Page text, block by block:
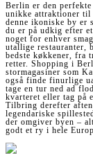
Berlin er den
unikke attraktioner til
denne ikoniske by er
du er på udkig efter
noget for enhver
utallige restauranter,
bedste køkkener, fra
retter. Shopping i
stormagasiner som
også finde finurlige
tage en tur ned ad
kvarteret eller tag på
Tilbring derefter
legendariske
der omgiver byen –
godt et ry i hele